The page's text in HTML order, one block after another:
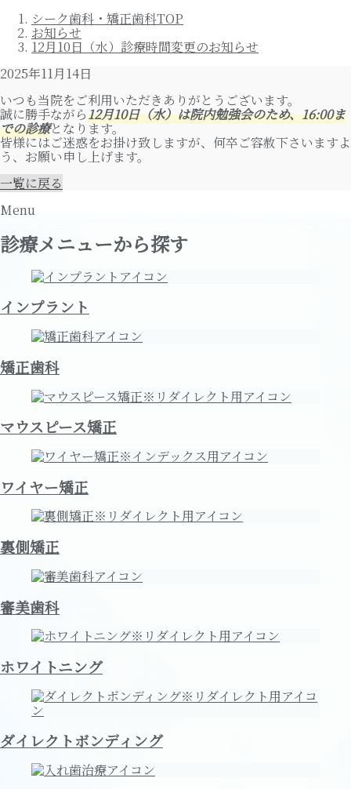
シーク歯科・矯正歯科TOP
お知らせ
12月10日（水）診療時間変更のお知らせ
2025年11月14日
いつも当院をご利用いただきありがとうございます。
誠に勝手ながら12月10日（水）は院内勉強会のため、16:00ま
での診療となります。
皆様にはご迷惑をお掛け致しますが、何卒ご容赦下さいますよ
う、お願い申し上げます。
一覧に戻る
Menu
診療メニューから探す
インプラント
矯正歯科
マウスピース矯正
ワイヤー矯正
裏側矯正
審美歯科
ホワイトニング
ダイレクトボンディング